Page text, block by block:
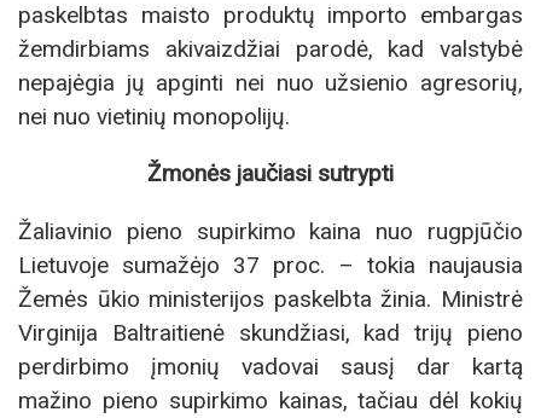
paskelbtas maisto produktų importo embargas
žemdirbiams akivaizdžiai parodė, kad valstybė
nepajėgia jų apginti nei nuo užsienio agresorių,
nei nuo vietinių monopolijų.
Žmonės jaučiasi sutrypti
Žaliavinio pieno supirkimo kaina nuo rugpjūčio
Lietuvoje sumažėjo 37 proc. – tokia naujausia
Žemės ūkio ministerijos paskelbta žinia. Ministrė
Virginija Baltraitienė skundžiasi, kad trijų pieno
perdirbimo įmonių vadovai sausį dar kartą
mažino pieno supirkimo kainas, tačiau dėl kokių